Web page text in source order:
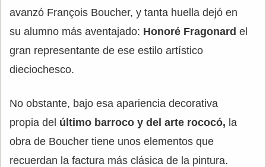
avanzó François Boucher, y tanta huella dejó en
su alumno más aventajado: Honoré Fragonard el
gran representante de ese estilo artístico
dieciochesco.
No obstante, bajo esa apariencia decorativa
propia del último barroco y del arte rococó, la
obra de Boucher tiene unos elementos que
recuerdan la factura más clásica de la pintura.